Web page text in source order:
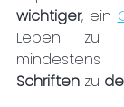
wichtiger, ein
Leben zu
Schriften zu